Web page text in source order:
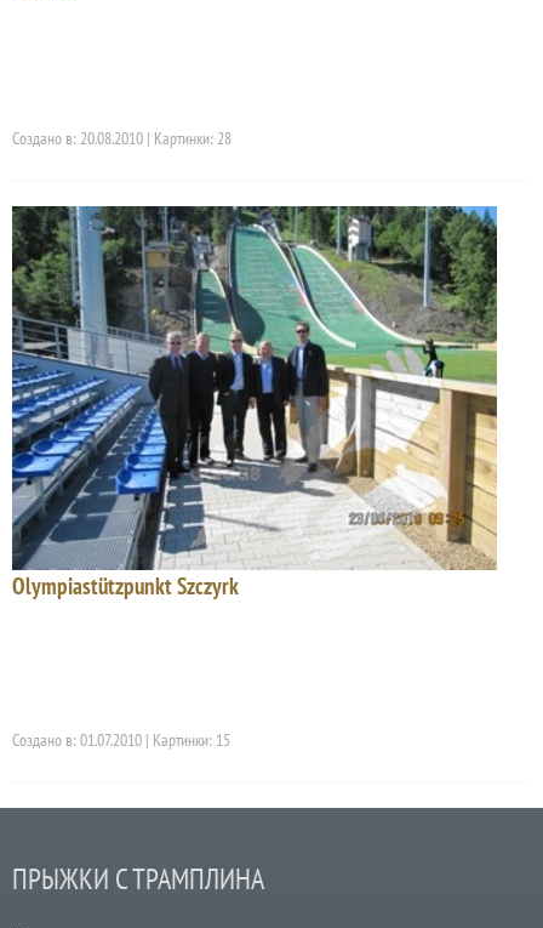
Создано в: 20.08.2010 | Картинки: 28
Olympiastützpunkt Szczyrk
Создано в: 01.07.2010 | Картинки: 15
ПРЫЖКИ С ТРАМПЛИНА